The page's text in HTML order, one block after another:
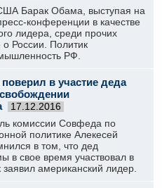
Барак Обама, выступая на
конференции в качестве
лидера, среди прочих
о России. Политик
РФ.
в участие деда
17.12.2016
комиссии Совфеда по
политике Алекесей
в том, что дед
в свое время участвовал в
американский лидер.